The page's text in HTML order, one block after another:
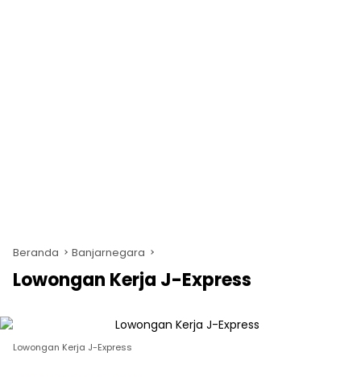
Beranda Banjarnegara
Lowongan Kerja J-Express
Lowongan Kerja J-Express